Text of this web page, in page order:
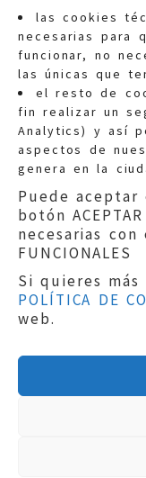
las cookies
necesarias para
funcionar, no
las únicas que
el resto de
fin realizar un
Analytics) y así
aspectos de
genera en la
Puede aceptar
botón
necesarias con
FUNCIONALES
Si quieres
POLÍTICA DE
web.
Quejas:
Aviso legal
Protección
Política
Copyright ©